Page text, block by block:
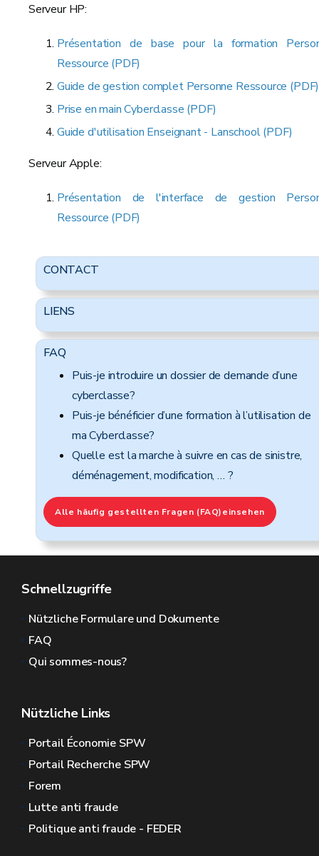
Serveur HP:
Présentation de base pour la formation
Ressource (PDF)
Guide de gestion complet Personne Ressource (PDF)
Prise en main Cyberclasse (PDF)
Guide d'utilisation Enseignant - Lanschool (PDF)
Serveur Apple:
Présentation de l'interface de gestion
Ressource (PDF)
CONTACT
LIENS
FAQ
Puis-je introduire un dossier de demande d’une
cyberclasse?
Puis-je bénéficier d’une formation à l’utilisation de
ma Cyberclasse?
Quelle est la marche à suivre en cas de sinistre,
déménagement, modification, … ?
Alle häufig gestellten Fragen (FAQ)einsehen
Schnellzugriffe
Nützliche Formulare und Dokumente
FAQ
Qui sommes-nous?
Nützliche Links
Portail Économie SPW
Portail Recherche SPW
Forem
Lutte anti fraude
Politique anti fraude - FEDER